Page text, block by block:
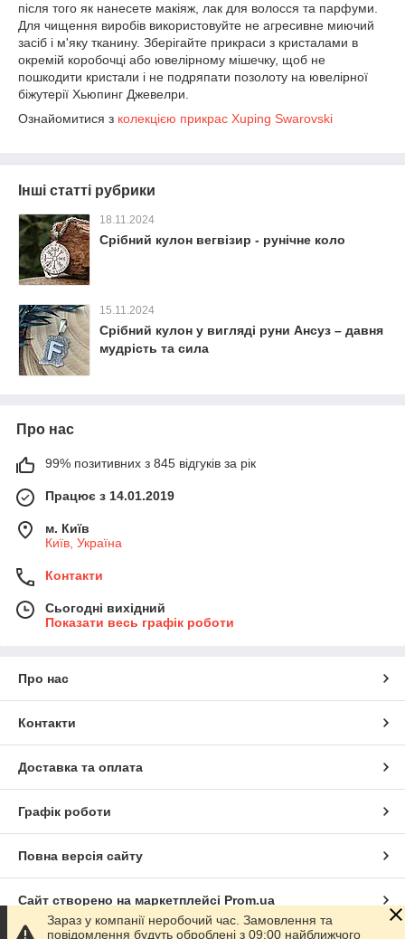
після того як нанесете макіяж, лак для волосся та парфуми.
Для чищення виробів використовуйте не агресивне миючий
засіб і м'яку тканину. Зберігайте прикраси з кристалами в
окремій коробочці або ювелірному мішечку, щоб не
пошкодити кристали і не подряпати позолоту на ювелірної
біжутерії Хьюпинг Джевелри.
Ознайомитися з колекцією прикрас Xuping Swarovski
Інші статті рубрики
18.11.2024
Срібний кулон вегвізир - рунічне коло
15.11.2024
Срібний кулон у вигляді руни Ансуз – давня
мудрість та сила
Про нас
99% позитивних з 845 відгуків за рік
Працює з 14.01.2019
м. Київ
Київ, Україна
Контакти
Сьогодні вихідний
Показати весь графік роботи
Про нас
Контакти
Доставка та оплата
Графік роботи
Повна версія сайту
Сайт створено на маркетплейсі Prom.ua
Зараз у компанії неробочий час. Замовлення та
повідомлення будуть оброблені з 09:00 найближчого